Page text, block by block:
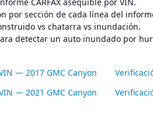
por sección de cada línea del
vs chatarra vs inundación.
detectar un auto inundado por
— 2017 GMC Canyon
— 2021 GMC Canyon